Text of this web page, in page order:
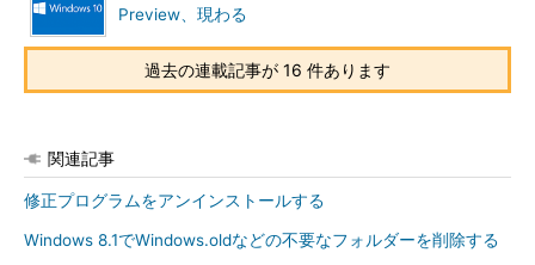
ファイルは、その一部の参照を削除しても、ファイルの存在には
影響しません。参照数がゼロになって初めてディスク上から削除
されます。ハードリンクのない通常のファイルは、そのパスが唯
一のハードリンクともいえます。
ハードリンクを参照できる「
ィリティ、「FindLinks」を使って調べてみましょう。
TechNet）
Preview、現わる
過去の連載記事が 16 件あります
関連記事
修正プログラムをアンインストールする
Windows 8.1でWindows.oldなどの不要なフォルダーを削除する